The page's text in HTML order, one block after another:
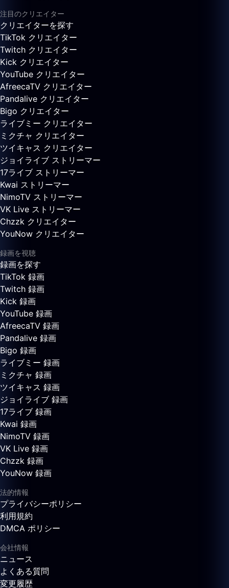
注目のクリエイター
クリエイターを探す
TikTok クリエイター
Twitch クリエイター
Kick クリエイター
YouTube クリエイター
AfreecaTV クリエイター
Pandalive クリエイター
Bigo クリエイター
ライブミー クリエイター
ミクチャ クリエイター
ツイキャス クリエイター
ジョイライブ ストリーマー
17ライブ ストリーマー
Kwai ストリーマー
NimoTV ストリーマー
VK Live ストリーマー
Chzzk クリエイター
YouNow クリエイター
録画を視聴
録画を探す
TikTok 録画
Twitch 録画
Kick 録画
YouTube 録画
AfreecaTV 録画
Pandalive 録画
Bigo 録画
ライブミー 録画
ミクチャ 録画
ツイキャス 録画
ジョイライブ 録画
17ライブ 録画
Kwai 録画
NimoTV 録画
VK Live 録画
Chzzk 録画
YouNow 録画
法的情報
プライバシーポリシー
利用規約
DMCA ポリシー
会社情報
ニュース
よくある質問
変更履歴